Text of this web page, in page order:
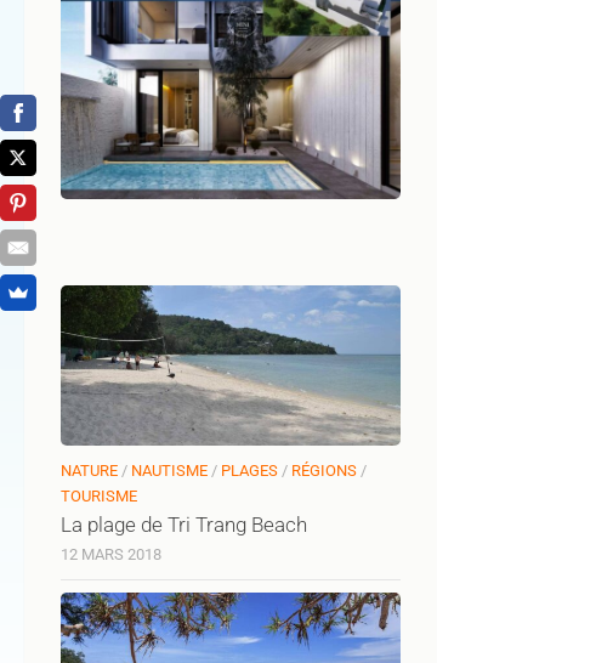
NATURE / NAUTISME / PLAGES / RÉGIONS /
TOURISME
La plage de Tri Trang Beach
12 MARS 2018